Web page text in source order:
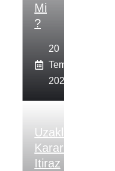
Mi
?
20
Temmuz
2026
Uzaklaştırma
Kararına
Itiraz